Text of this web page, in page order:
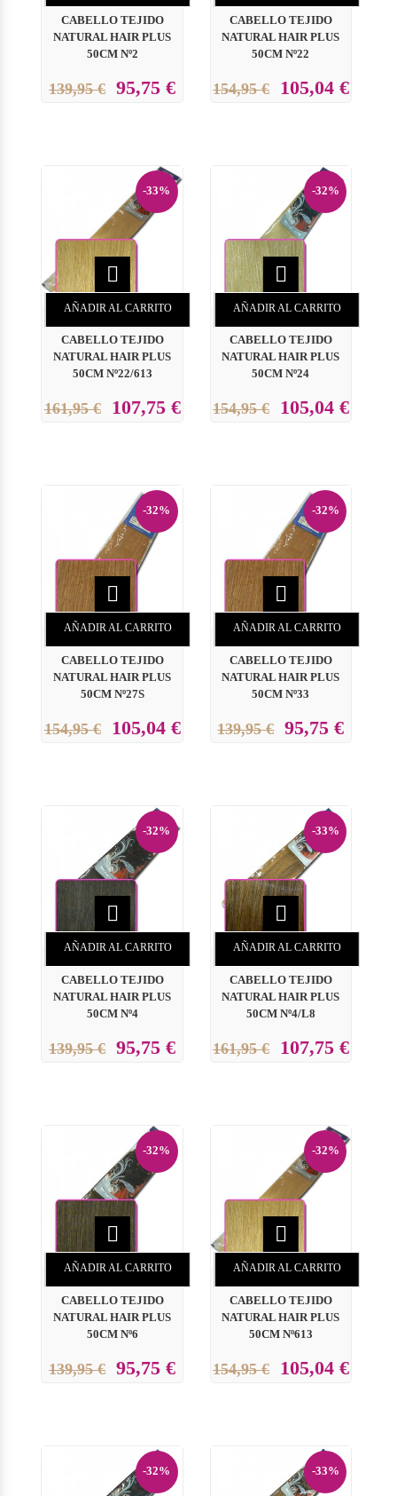
CABELLO TEJIDO
NATURAL HAIR PLUS
50CM Nº2
139,95 € 95,75 €
CABELLO TEJIDO
NATURAL HAIR PLUS
50CM Nº22
154,95 € 105,04 €
-33%

AÑADIR AL CARRITO
CABELLO TEJIDO
NATURAL HAIR PLUS
50CM Nº22/613
161,95 € 107,75 €
-32%

AÑADIR AL CARRITO
CABELLO TEJIDO
NATURAL HAIR PLUS
50CM Nº24
154,95 € 105,04 €
-32%

AÑADIR AL CARRITO
CABELLO TEJIDO
NATURAL HAIR PLUS
50CM Nº27S
154,95 € 105,04 €
-32%

AÑADIR AL CARRITO
CABELLO TEJIDO
NATURAL HAIR PLUS
50CM Nº33
139,95 € 95,75 €
-32%

AÑADIR AL CARRITO
CABELLO TEJIDO
NATURAL HAIR PLUS
50CM Nº4
139,95 € 95,75 €
-33%

AÑADIR AL CARRITO
CABELLO TEJIDO
NATURAL HAIR PLUS
50CM Nº4/L8
161,95 € 107,75 €
-32%

AÑADIR AL CARRITO
CABELLO TEJIDO
NATURAL HAIR PLUS
50CM Nº6
139,95 € 95,75 €
-32%

AÑADIR AL CARRITO
CABELLO TEJIDO
NATURAL HAIR PLUS
50CM Nº613
154,95 € 105,04 €
-32% -33%